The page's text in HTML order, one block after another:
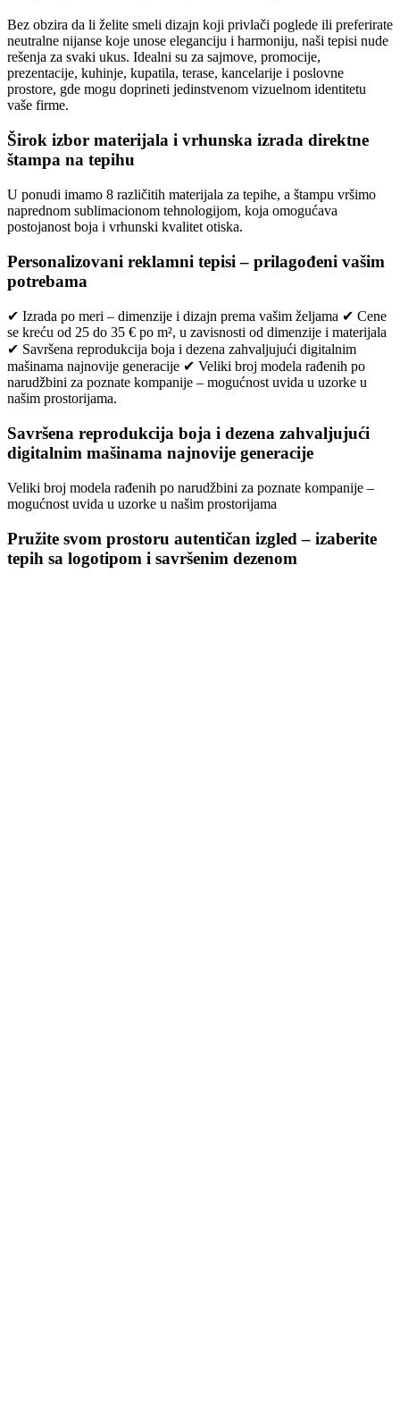
Bez obzira da li želite smeli dizajn koji privlači poglede ili preferirate
neutralne nijanse koje unose eleganciju i harmoniju, naši tepisi nude
rešenja za svaki ukus. Idealni su za sajmove, promocije,
prezentacije, kuhinje, kupatila, terase, kancelarije i poslovne
prostore, gde mogu doprineti jedinstvenom vizuelnom identitetu
vaše firme.
Širok izbor materijala i vrhunska izrada direktne
štampa na tepihu
U ponudi imamo 8 različitih materijala za tepihe, a štampu vršimo
naprednom sublimacionom tehnologijom, koja omogućava
postojanost boja i vrhunski kvalitet otiska.
Personalizovani reklamni tepisi – prilagođeni vašim
potrebama
✔ Izrada po meri – dimenzije i dizajn prema vašim željama ✔ Cene
se kreću od 25 do 35 € po m², u zavisnosti od dimenzije i materijala
✔ Savršena reprodukcija boja i dezena zahvaljujući digitalnim
mašinama najnovije generacije ✔ Veliki broj modela rađenih po
narudžbini za poznate kompanije – mogućnost uvida u uzorke u
našim prostorijama.
Savršena reprodukcija boja i dezena zahvaljujući
digitalnim mašinama najnovije generacije
Veliki broj modela rađenih po narudžbini za poznate kompanije –
mogućnost uvida u uzorke u našim prostorijama
Pružite svom prostoru autentičan izgled – izaberite
tepih sa logotipom i savršenim dezenom